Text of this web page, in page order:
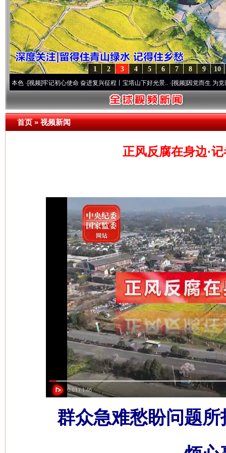
10
9
8
7
6
5
4
3
2
1
牢记初心使命 奋进复兴征程丨宝塔山下好光景..·[视频]因党而生 为党而战——百
首页»视频新闻
正风反腐在身边·
群众急难愁盼问题